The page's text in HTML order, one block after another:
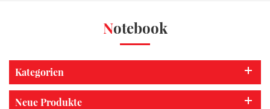
Notebook
Kategorien
Neue Produkte